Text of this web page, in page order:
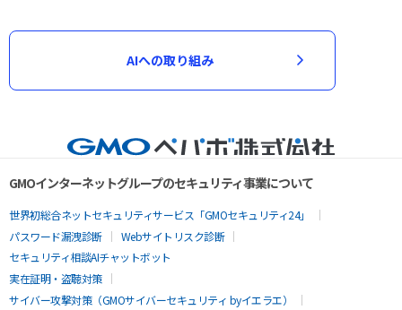
AIへの取り組み
GMOインターネットグループのセキュリティ事業について
世界初総合ネットセキュリティサービス「GMOセキュリティ24」
パスワード漏洩診断
Webサイトリスク診断
セキュリティ相談AIチャットボット
実在証明・盗聴対策
サイバー攻撃対策（GMOサイバーセキュリティ byイエラエ）